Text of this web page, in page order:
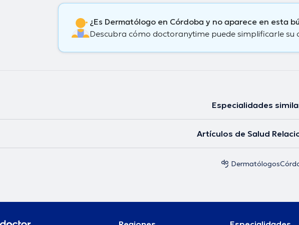
¿Es Dermatólogo en Córdoba y no aparece en esta
Descubra cómo doctoranytime puede simplificarle su
Especialidades
Artículos de Salud
Dermatólogos